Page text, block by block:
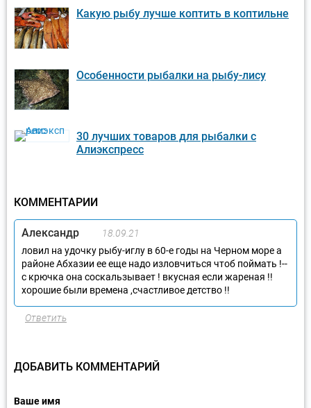
Какую рыбу лучше коптить в коптильне
Особенности рыбалки на рыбу-лису
30 лучших товаров для рыбалки с
Алиэкспресс
КОММЕНТАРИИ
Александр
18.09.21
ловил на удочку рыбу-иглу в 60-е годы на Черном море а
районе Абхазии ее еще надо изловчиться чтоб поймать !--
с крючка она соскальзывает ! вкусная если жареная !!
хорошие были времена ,счастливое детство !!
Ответить
ДОБАВИТЬ КОММЕНТАРИЙ
Ваше имя